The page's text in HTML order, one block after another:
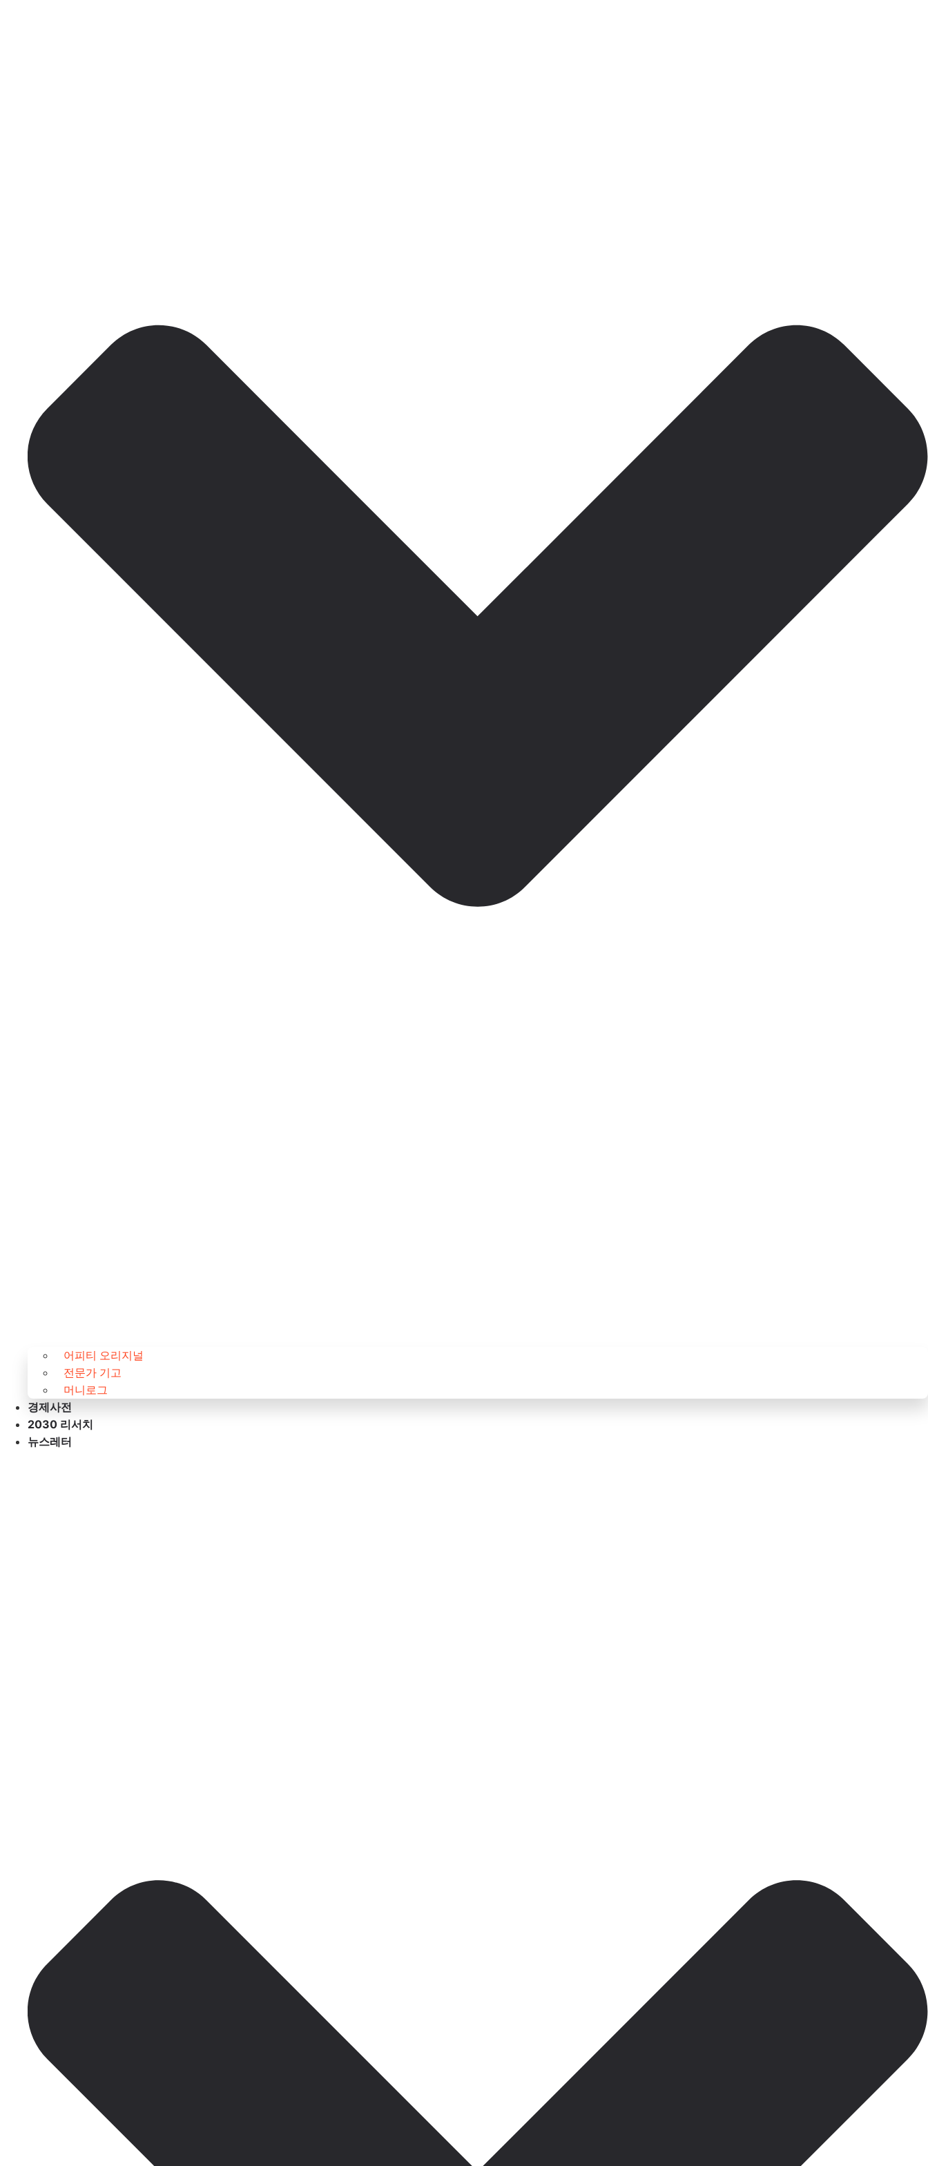
어피티 오리지널
전문가 기고
머니로그
경제사전
2030 리서치
뉴스레터